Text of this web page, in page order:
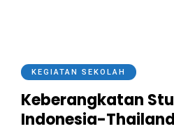
KEGIATAN SEKOLAH
Keberangkatan
Indonesia-